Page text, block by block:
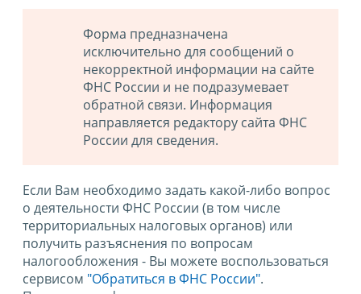
Форма предназначена
исключительно для сообщений о
некорректной информации на сайте
ФНС России и не подразумевает
обратной связи. Информация
направляется редактору сайта ФНС
России для сведения.
Если Вам необходимо задать какой-либо вопрос
о деятельности ФНС России (в том числе
территориальных налоговых органов) или
получить разъяснения по вопросам
налогообложения - Вы можете воспользоваться
сервисом "Обратиться в ФНС России".